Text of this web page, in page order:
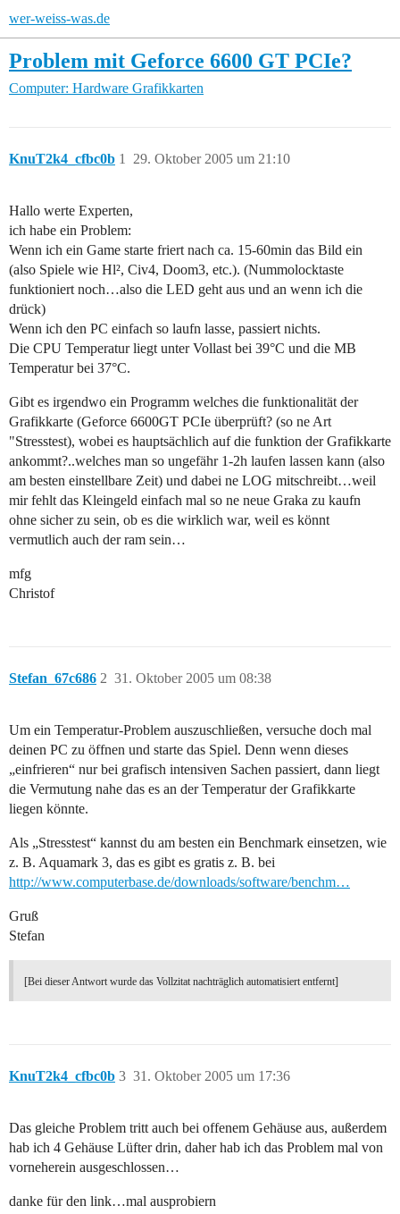
wer-weiss-was.de
Problem mit Geforce 6600 GT PCIe?
Computer: Hardware Grafikkarten
KnuT2k4_cfbc0b 29. Oktober 2005 um 21:10
1
Hallo werte Experten,
ich habe ein Problem:
Wenn ich ein Game starte friert nach ca. 15-60min das Bild ein
(also Spiele wie Hl², Civ4, Doom3, etc.). (Nummolocktaste
funktioniert noch…also die LED geht aus und an wenn ich die
drück)
Wenn ich den PC einfach so laufn lasse, passiert nichts.
Die CPU Temperatur liegt unter Vollast bei 39°C und die MB
Temperatur bei 37°C.
Gibt es irgendwo ein Programm welches die funktionalität der
Grafikkarte (Geforce 6600GT PCIe überprüft? (so ne Art
"Stresstest), wobei es hauptsächlich auf die funktion der Grafikkarte
ankommt?..welches man so ungefähr 1-2h laufen lassen kann (also
am besten einstellbare Zeit) und dabei ne LOG mitschreibt…weil
mir fehlt das Kleingeld einfach mal so ne neue Graka zu kaufn
ohne sicher zu sein, ob es die wirklich war, weil es könnt
vermutlich auch der ram sein…
mfg
Christof
Stefan_67c686 31. Oktober 2005 um 08:38
2
Um ein Temperatur-Problem auszuschließen, versuche doch mal
deinen PC zu öffnen und starte das Spiel. Denn wenn dieses
„einfrieren“ nur bei grafisch intensiven Sachen passiert, dann liegt
die Vermutung nahe das es an der Temperatur der Grafikkarte
liegen könnte.
Als „Stresstest“ kannst du am besten ein Benchmark einsetzen, wie
z. B. Aquamark 3, das es gibt es gratis z. B. bei
http://www.computerbase.de/downloads/software/benchm…
Gruß
Stefan
[Bei dieser Antwort wurde das Vollzitat nachträglich automatisiert entfernt]
KnuT2k4_cfbc0b 31. Oktober 2005 um 17:36
3
Das gleiche Problem tritt auch bei offenem Gehäuse aus, außerdem
hab ich 4 Gehäuse Lüfter drin, daher hab ich das Problem mal von
vorneherein ausgeschlossen…
danke für den link…mal ausprobiern